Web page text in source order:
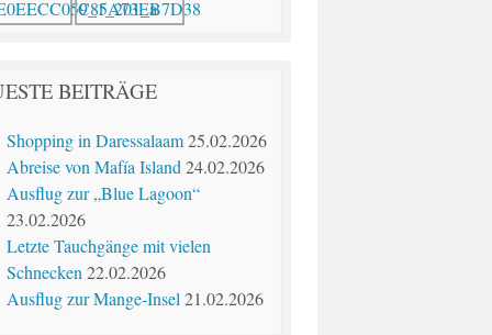
BEITRÄGE
Shopping in Daressalaam 25.02.2026
Abreise von Mafía Island 24.02.2026
Ausflug zur „Blue Lagoon“
23.02.2026
Letzte Tauchgänge mit vielen
Schnecken 22.02.2026
Ausflug zur Mange-Insel 21.02.2026